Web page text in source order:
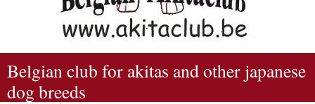
Belgian club for akitas and other japanese
dog breeds